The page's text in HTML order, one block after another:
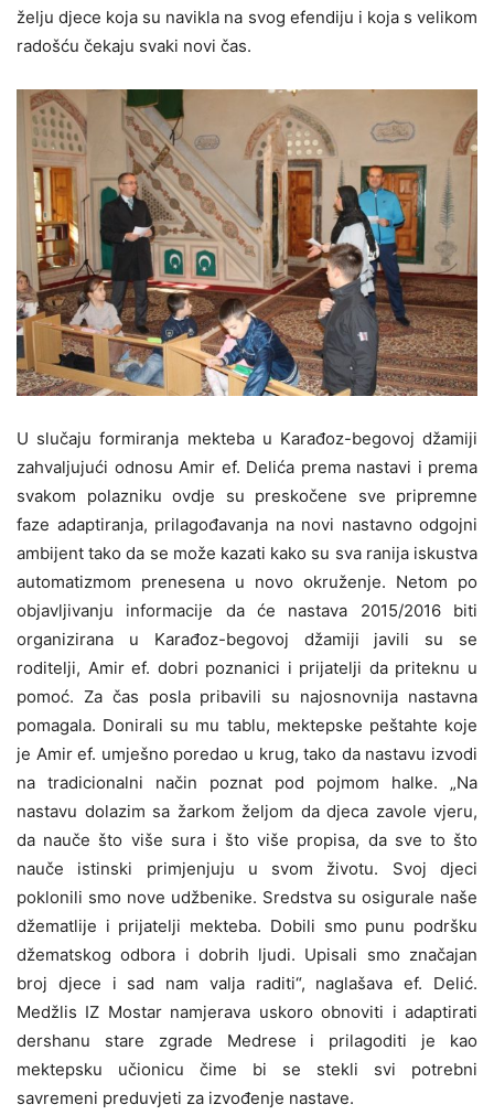
želju djece koja su navikla na svog efendiju i koja s velikom
radošću čekaju svaki novi čas.
U slučaju formiranja mekteba u Karađoz-begovoj džamiji
zahvaljujući odnosu Amir ef. Delića prema nastavi i prema
svakom polazniku ovdje su preskočene sve pripremne
faze adaptiranja, prilagođavanja na novi nastavno odgojni
ambijent tako da se može kazati kako su sva ranija iskustva
automatizmom prenesena u novo okruženje. Netom po
objavljivanju informacije da će nastava 2015/2016 biti
organizirana u Karađoz-begovoj džamiji javili su se
roditelji, Amir ef. dobri poznanici i prijatelji da priteknu u
pomoć. Za čas posla pribavili su najosnovnija nastavna
pomagala. Donirali su mu tablu, mektepske peštahte koje
je Amir ef. umješno poredao u krug, tako da nastavu izvodi
na tradicionalni način poznat pod pojmom halke. „Na
nastavu dolazim sa žarkom željom da djeca zavole vjeru,
da nauče što više sura i što više propisa, da sve to što
nauče istinski primjenjuju u svom životu. Svoj djeci
poklonili smo nove udžbenike. Sredstva su osigurale naše
džematlije i prijatelji mekteba. Dobili smo punu podršku
džematskog odbora i dobrih ljudi. Upisali smo značajan
broj djece i sad nam valja raditi“, naglašava ef. Delić.
Medžlis IZ Mostar namjerava uskoro obnoviti i adaptirati
dershanu stare zgrade Medrese i prilagoditi je kao
mektepsku učionicu čime bi se stekli svi potrebni
savremeni preduvjeti za izvođenje nastave.